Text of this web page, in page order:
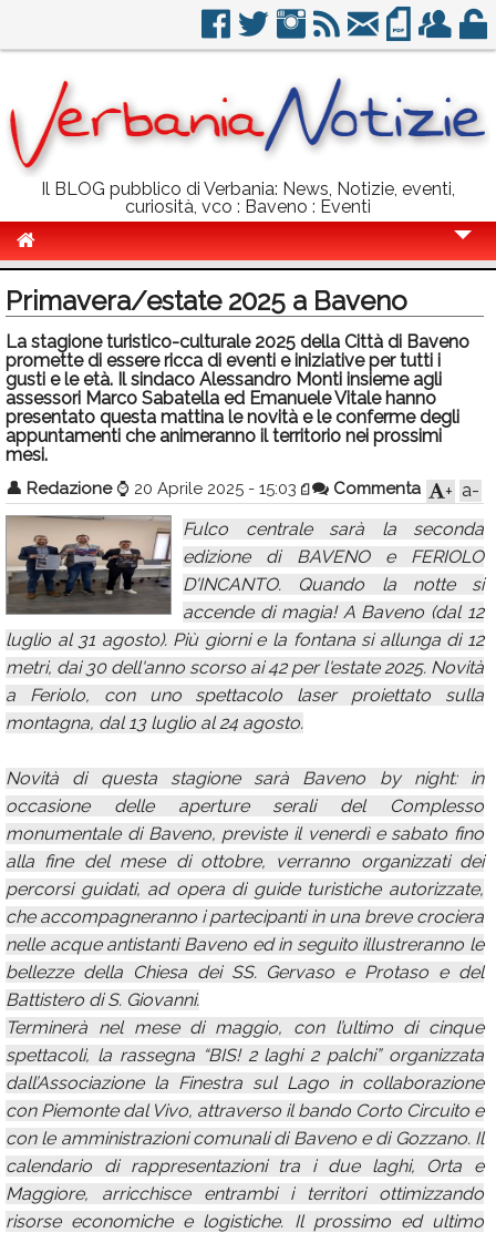
Il BLOG pubblico di Verbania: News, Notizie, eventi,
curiosità, vco : Baveno : Eventi
Politica
Sport
Eventi
Info Utili
Rubriche
Calendario
Annunci
Primavera/estate 2025 a Baveno
La stagione turistico-culturale 2025 della Città di Baveno
promette di essere ricca di eventi e iniziative per tutti i
gusti e le età. Il sindaco Alessandro Monti insieme agli
assessori Marco Sabatella ed Emanuele Vitale hanno
presentato questa mattina le novità e le conferme degli
appuntamenti che animeranno il territorio nei prossimi
mesi.
👤 Redazione ⌚ 20 Aprile 2025 - 15:03 Commenta a-
+
Fulco centrale sarà la seconda
edizione di BAVENO e FERIOLO
D'INCANTO. Quando la notte si
accende di magia! A Baveno (dal 12
luglio al 31 agosto). Più giorni e la fontana si allunga di 12
metri, dai 30 dell'anno scorso ai 42 per l'estate 2025. Novità
a Feriolo, con uno spettacolo laser proiettato sulla
montagna, dal 13 luglio al 24 agosto.
Novità di questa stagione sarà Baveno by night: in
occasione delle aperture serali del Complesso
monumentale di Baveno, previste il venerdì e sabato fino
alla fine del mese di ottobre, verranno organizzati dei
percorsi guidati, ad opera di guide turistiche autorizzate,
che accompagneranno i partecipanti in una breve crociera
nelle acque antistanti Baveno ed in seguito illustreranno le
bellezze della Chiesa dei SS. Gervaso e Protaso e del
Battistero di S. Giovanni.
Terminerà nel mese di maggio, con l’ultimo di cinque
spettacoli, la rassegna “BIS! 2 laghi 2 palchi” organizzata
dall’Associazione la Finestra sul Lago in collaborazione
con Piemonte dal Vivo, attraverso il bando Corto Circuito e
con le amministrazioni comunali di Baveno e di Gozzano. Il
calendario di rappresentazioni tra i due laghi, Orta e
Maggiore, arricchisce entrambi i territori ottimizzando
risorse economiche e logistiche. Il prossimo ed ultimo